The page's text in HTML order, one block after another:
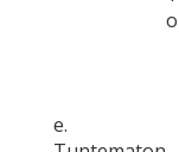
e.